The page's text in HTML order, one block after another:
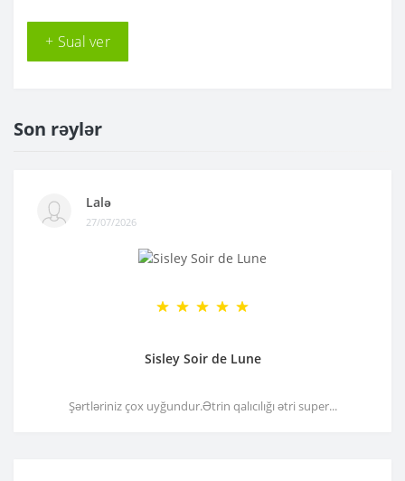
+ Sual ver
Son rəylər
Lalə
27/07/2026
Sisley Soir de Lune
Şərtləriniz çox uyğundur.Ətrin qalıcılığı ətri super...